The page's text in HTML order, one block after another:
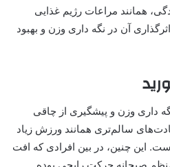
همانند مراعات رژیم غذایی
آن در نگه داری وزن و بهبود
داری وزن و پیشگیری از چاقی
سالم‌تری همانند ورزش زیاد
این چنین، در بین افرادی که افت